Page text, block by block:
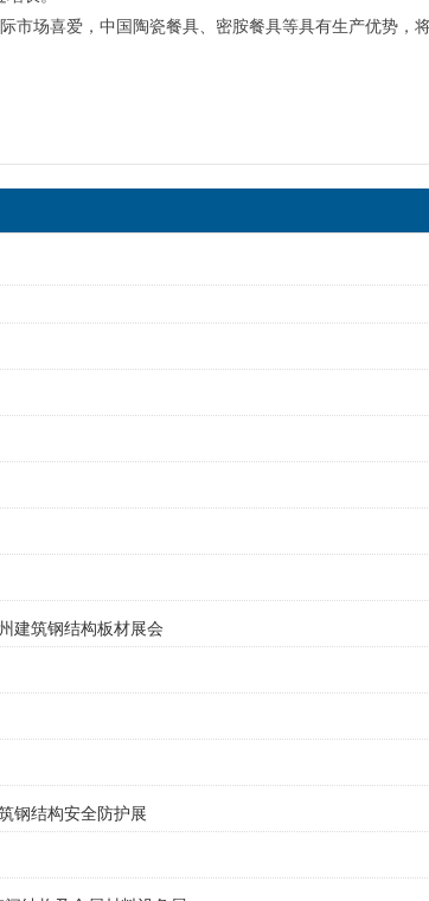
市场喜爱，中国陶瓷餐具、密胺餐具等具有生产优势，
建筑钢结构板材展会
钢结构安全防护展